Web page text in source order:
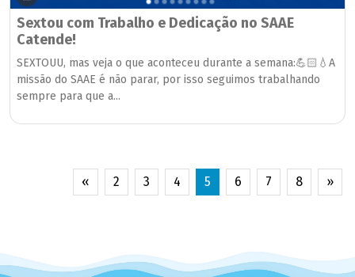
Sextou com Trabalho e Dedicação no SAAE
Catende!
SEXTOUU, mas veja o que aconteceu durante a semana:💪🏻💧A
missão do SAAE é não parar, por isso seguimos trabalhando
sempre para que a...
« 2 3 4 5 6 7 8 »